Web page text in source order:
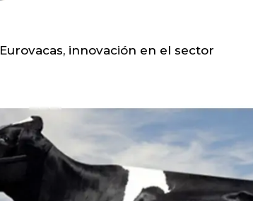
Eurovacas, innovación en el sector